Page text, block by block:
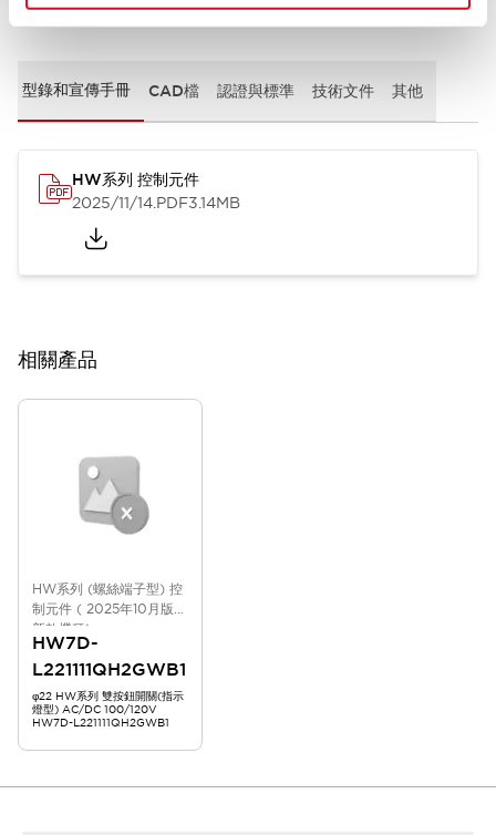
文件和檔案
型錄和宣傳手冊 CAD檔 認證與標準 技術文件 其他
HW系列 控制元件
2025/11/14.PDF3.14MB
相關產品
HW系列 (螺絲端子型) 控
制元件 ( 2025年10月版
新款機種)
HW7D-
L221111QH2GWB1
φ22 HW系列 雙按鈕開關(指示
燈型) AC/DC 100/120V
HW7D-L221111QH2GWB1